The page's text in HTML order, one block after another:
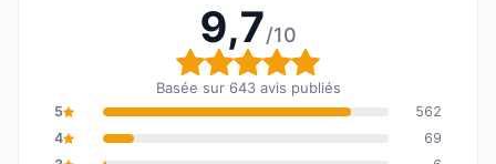
9,7/10
Note globale : 9,7 sur
Basée sur 643 avis publiés
5
562
4
69